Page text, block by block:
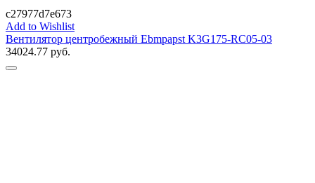
c27977d7e673
Add to Wishlist
Вентилятор центробежный Ebmpapst K3G175-RC05-03
34024.77 руб.